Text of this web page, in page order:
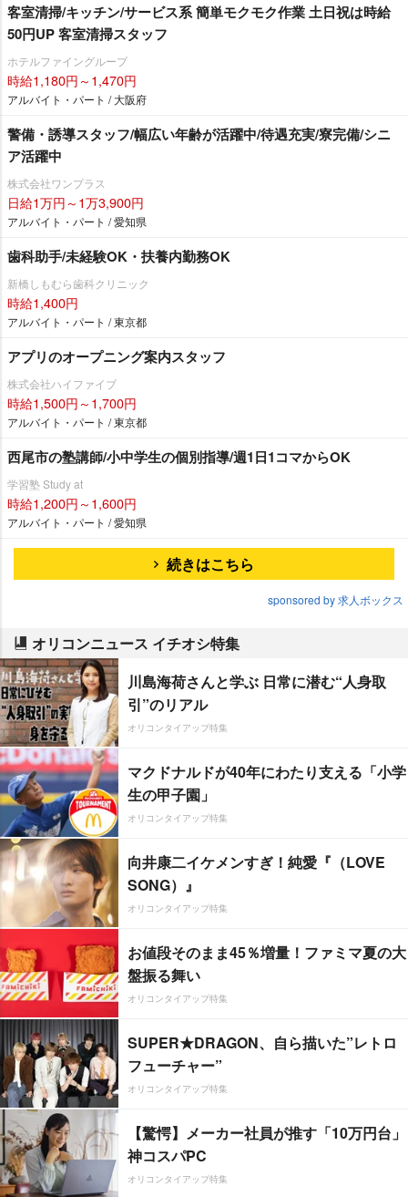
客室清掃/キッチン/サービス系 簡単モクモク作業 土日祝は時給
50円UP 客室清掃スタッフ
ホテルファイングループ
時給1,180円～1,470円
アルバイト・パート / 大阪府
警備・誘導スタッフ/幅広い年齢が活躍中/待遇充実/寮完備/シニ
ア活躍中
株式会社ワンプラス
日給1万円～1万3,900円
アルバイト・パート / 愛知県
歯科助手/未経験OK・扶養内勤務OK
新橋しもむら歯科クリニック
時給1,400円
アルバイト・パート / 東京都
アプリのオープニング案内スタッフ
株式会社ハイファイブ
時給1,500円～1,700円
アルバイト・パート / 東京都
西尾市の塾講師/小中学生の個別指導/週1日1コマからOK
学習塾 Study at
時給1,200円～1,600円
アルバイト・パート / 愛知県
続きはこちら
sponsored by 求人ボックス
オリコンニュース イチオシ特集
川島海荷さんと学ぶ 日常に潜む“人身取
引”のリアル
オリコンタイアップ特集
マクドナルドが40年にわたり支える「小学
生の甲子園」
オリコンタイアップ特集
向井康二イケメンすぎ！純愛『（LOVE
SONG）』
オリコンタイアップ特集
お値段そのまま45％増量！ファミマ夏の大
盤振る舞い
オリコンタイアップ特集
SUPER★DRAGON、自ら描いた”レトロ
フューチャー”
オリコンタイアップ特集
【驚愕】メーカー社員が推す「10万円台」
神コスパPC
オリコンタイアップ特集